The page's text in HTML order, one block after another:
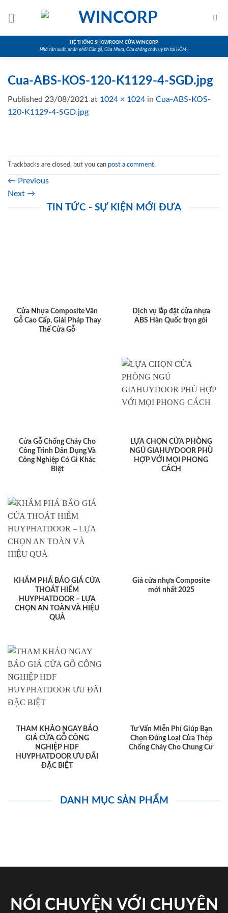
HỆ THỐNG SHOWROOM CỬA WINCORP
Nhà sản xuất, phân phối Cửa gỗ, Cửa Nhựa, Cửa chống cháy uy tín tại HCM !
Cua-ABS-KOS-120-K1129-4-SGD.jpg
Published 23/08/2021 at 1024 × 1024 in Cua-ABS-KOS-
120-K1129-4-SGD.jpg
Trackbacks are closed, but you can post a comment.
← Previous
Next →
TIN TỨC - SỰ KIỆN MỚI ĐƯA
Cửa Nhựa Composite Vân
Gỗ Cao Cấp, Giải Pháp Thay
Thế Cửa Gỗ
Dịch vụ lắp đặt cửa nhựa
ABS Hàn Quốc trọn gói
Cửa Gỗ Chống Cháy Cho
Công Trình Dân Dụng Và
Công Nghiệp Có Gì Khác
Biệt
LỰA CHỌN CỬA PHÒNG
NGỦ GIAHUYDOOR PHÙ
HỢP VỚI MỌI PHONG
CÁCH
KHÁM PHÁ BÁO GIÁ CỬA
THOÁT HIỂM
HUYPHATDOOR – LỰA
CHỌN AN TOÀN VÀ HIỆU
QUẢ
Giá cửa nhựa Composite
mới nhất 2025
THAM KHẢO NGAY BÁO
GIÁ CỬA GỖ CÔNG
NGHIỆP HDF
HUYPHATDOOR ƯU ĐÃI
ĐẶC BIỆT
Tư Vấn Miễn Phí Giúp Bạn
Chọn Đúng Loại Cửa Thép
Chống Cháy Cho Chung Cư
DANH MỤC SẢN PHẨM
NÓI CHUYỆN VỚI CHUYÊN